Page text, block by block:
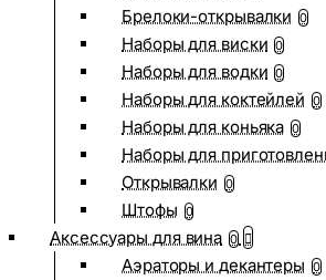
Брелоки-открывалки 0
Наборы для виски 0
Наборы для водки 0
Наборы для коктейлей 0
Наборы для коньяка 0
Наборы для
Открывалки 0
Штофы 0
Аксессуары для вина 0
Аэраторы и декантеры 0